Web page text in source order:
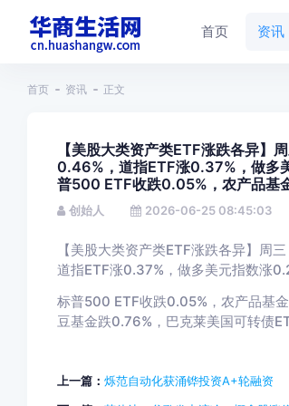
首页 资讯
首页 资讯 正文
【美股大类资产类ETF涨跌各异
0.46%，道指ETF涨0.37%，做多
普500 ETF收跌0.05%，农产品基
创始人 2026-06-25 08:45:03
【美股大类资产类ETF涨跌各异】周
道指ETF涨0.37%，做多美元指数涨
标普500 ETF收跌0.05%，农产品基
豆基金跌0.76%，巴克莱美国可转债
上一篇： 烁范自动化获涌铧投资A+轮融资